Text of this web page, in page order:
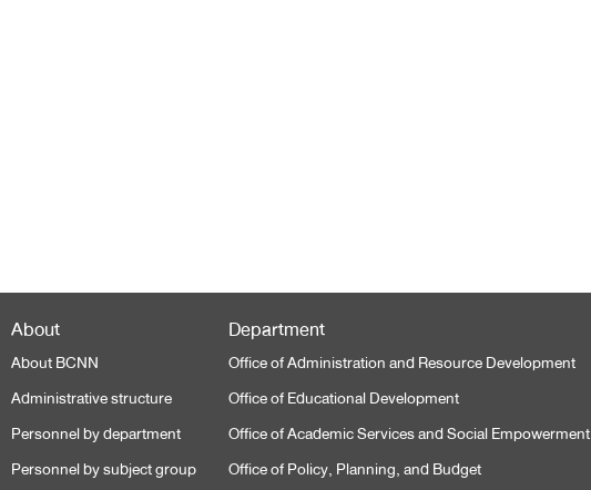
About
About BCNN
Administrative structure
Personnel by department
Personnel by subject group
Department
Office of Administration and Resource Development
Office of Educational Development
Office of Academic Services and Social Empowerment
Office of Policy, Planning, and Budget